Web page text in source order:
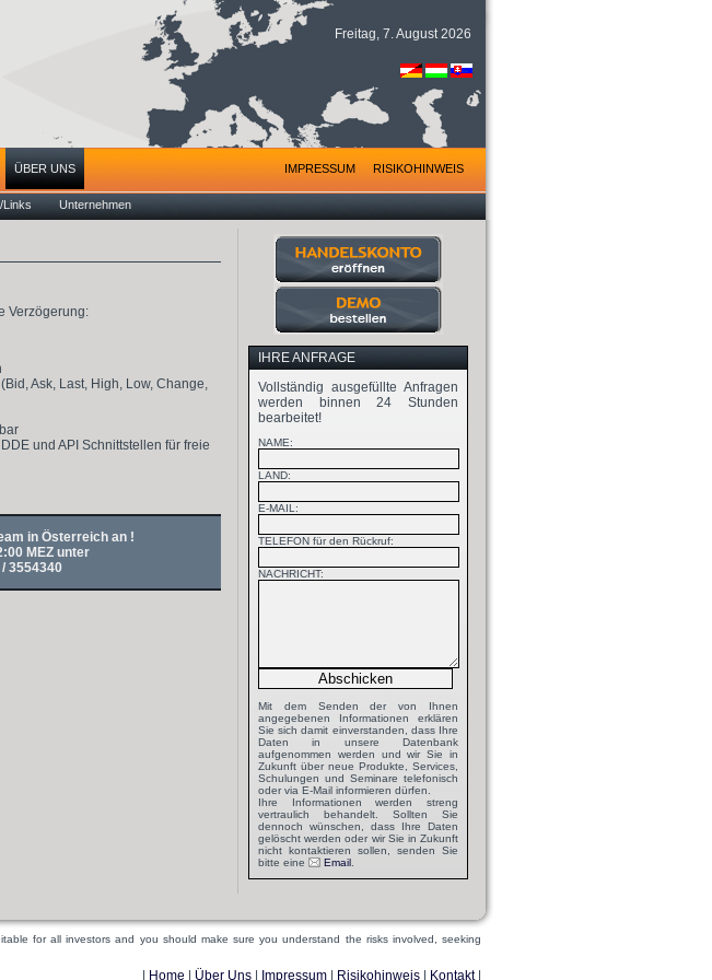
Freitag, 7. August 2026
ÜBER UNS IMPRESSUM RISIKOHINWEIS
Links Unternehmen
Verzögerung:
Ask, Last, High, Low, Change,
und API Schnittstellen für freie
in Österreich an !
MEZ unter
3554340
IHRE ANFRAGE
Vollständig ausgefüllte Anfragen
werden binnen 24 Stunden
bearbeitet!
NAME:
LAND:
E-MAIL:
TELEFON für den Rückruf:
NACHRICHT:
Mit dem Senden der von Ihnen
angegebenen Informationen erklären
Sie sich damit einverstanden, dass Ihre
Daten in unsere Datenbank
aufgenommen werden und wir Sie in
Zukunft über neue Produkte, Services,
Schulungen und Seminare telefonisch
oder via E-Mail informieren dürfen.
Ihre Informationen werden streng
vertraulich behandelt. Sollten Sie
dennoch wünschen, dass Ihre Daten
gelöscht werden oder wir Sie in Zukunft
nicht kontaktieren sollen, senden Sie
bitte eine
Email
for all investors and you should make sure you understand the risks involved, seeking
| Home | Über Uns | Impressum | Risikohinweis | Kontakt |